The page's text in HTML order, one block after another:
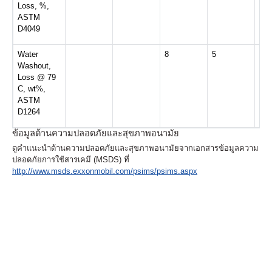
Loss, %,
ASTM
D4049
Water
Washout,
Loss @ 79
C, wt%,
ASTM
D1264
8 5
ข้อมูลด้านความปลอดภัยและสุขภาพอนามัย
ดูคำแนะนำด้านความปลอดภัยและสุขภาพอนามัยจากเอกสารข้อมูลความ
ปลอดภัยการใช้สารเคมี (MSDS) ที่
http://www.msds.exxonmobil.com/psims/psims.aspx